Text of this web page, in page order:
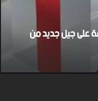
على جيل جديد من